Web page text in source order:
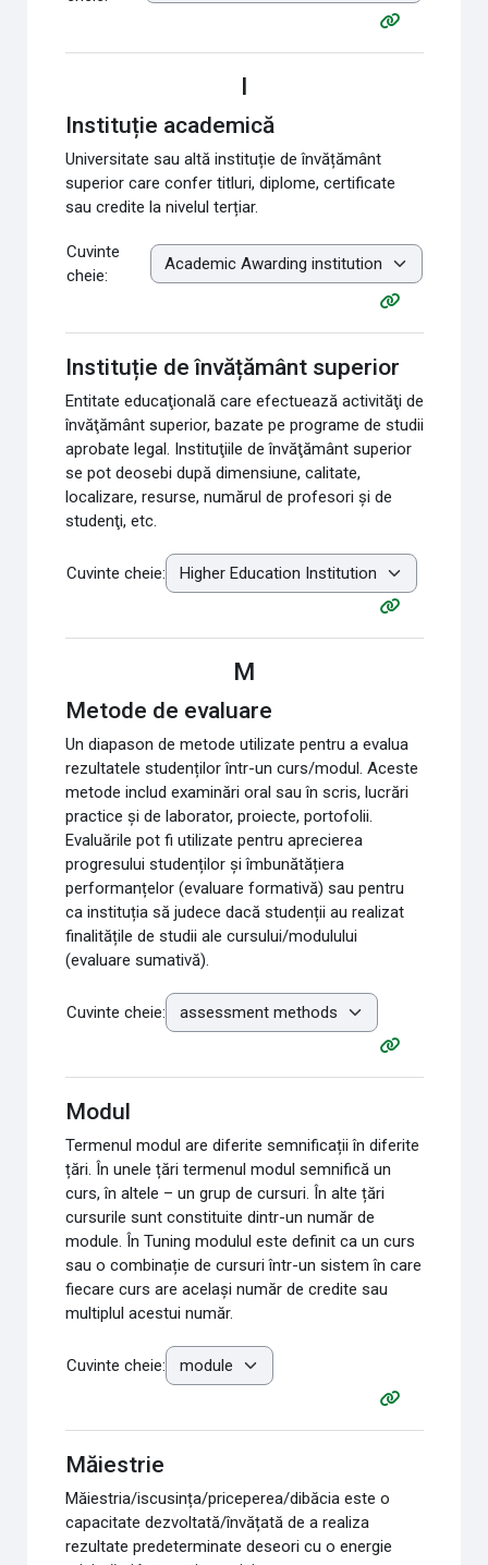
I
Instituție academică
Universitate sau altă instituție de învățământ
superior care confer titluri, diplome, certificate
sau credite la nivelul terțiar.
Cuvinte
cheie:
Instituție de învățământ superior
Entitate educaţională care efectuează activităţi de
învăţământ superior, bazate pe programe de studii
aprobate legal. Instituţiile de învăţământ superior
se pot deosebi după dimensiune, calitate,
localizare, resurse, numărul de profesori şi de
studenţi, etc.
Cuvinte cheie:
M
Metode de evaluare
Un diapason de metode utilizate pentru a evalua
rezultatele studenților într-un curs/modul. Aceste
metode includ examinări oral sau în scris, lucrări
practice și de laborator, proiecte, portofolii.
Evaluările pot fi utilizate pentru aprecierea
progresului studenților și îmbunătățiera
performanțelor (evaluare formativă) sau pentru
ca instituția să judece dacă studenții au realizat
finalitățile de studii ale cursului/modulului
(evaluare sumativă).
Cuvinte cheie:
Modul
Termenul modul are diferite semnificații în diferite
țări. În unele țări termenul modul semnifică un
curs, în altele – un grup de cursuri. În alte țări
cursurile sunt constituite dintr-un număr de
module. În Tuning modulul este definit ca un curs
sau o combinație de cursuri într-un sistem în care
fiecare curs are același număr de credite sau
multiplul acestui număr.
Cuvinte cheie:
Măiestrie
Măiestria/iscusința/priceperea/dibăcia este o
capacitate dezvoltată/învățată de a realiza
rezultate predeterminate deseori cu o energie